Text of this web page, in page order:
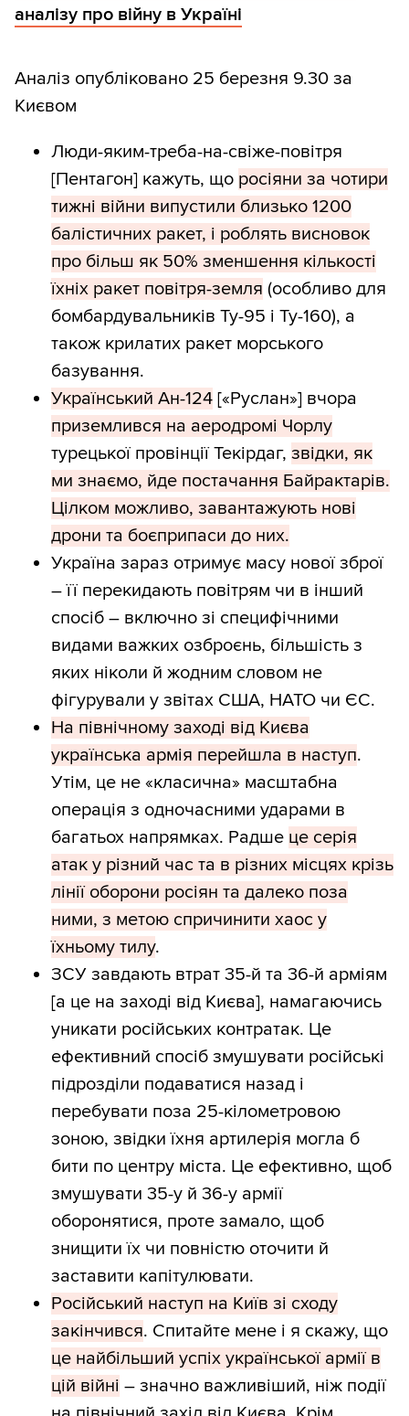
аналізу про війну в Україні
Аналіз опубліковано 25 березня 9.30 за
Києвом
Люди-яким-треба-на-свіже-повітря
[Пентагон] кажуть, що росіяни за чотири
тижні війни випустили близько 1200
балістичних ракет, і роблять висновок
про більш як 50% зменшення кількості
їхніх ракет повітря-земля (особливо для
бомбардувальників Ту-95 і Ту-160), а
також крилатих ракет морського
базування.
Український Ан-124 [«Руслан»] вчора
приземлився на аеродромі Чорлу
турецької провінції Текірдаг, звідки, як
ми знаємо, йде постачання Байрактарів.
Цілком можливо, завантажують нові
дрони та боєприпаси до них.
Україна зараз отримує масу нової зброї
– її перекидають повітрям чи в інший
спосіб – включно зі специфічними
видами важких озброєнь, більшість з
яких ніколи й жодним словом не
фігурували у звітах США, НАТО чи ЄС.
На північному заході від Києва
українська армія перейшла в наступ.
Утім, це не «класична» масштабна
операція з одночасними ударами в
багатьох напрямках. Радше це серія
атак у різний час та в різних місцях крізь
лінії оборони росіян та далеко поза
ними, з метою спричинити хаос у
їхньому тилу.
ЗСУ завдають втрат 35-й та 36-й арміям
[а це на заході від Києва], намагаючись
уникати російських контратак. Це
ефективний спосіб змушувати російські
підрозділи подаватися назад і
перебувати поза 25-кілометровою
зоною, звідки їхня артилерія могла б
бити по центру міста. Це ефективно, щоб
змушувати 35-у й 36-у армії
оборонятися, проте замало, щоб
знищити їх чи повністю оточити й
заставити капітулювати.
Російський наступ на Київ зі сходу
закінчився. Спитайте мене і я скажу, що
це найбільший успіх української армії в
цій війні – значно важливіший, ніж події